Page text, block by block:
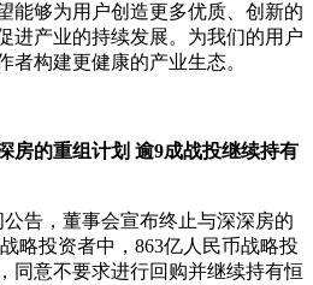
能够为用户创造更多优质、创新的
进产业的持续发展。为我们的用户
者构建更健康的产业生态。
房的重组计划 逾9成战投继续持有
告，董事会宣布终止与深深房的
略投资者中，863亿人民币战略投
同意不要求进行回购并继续持有恒